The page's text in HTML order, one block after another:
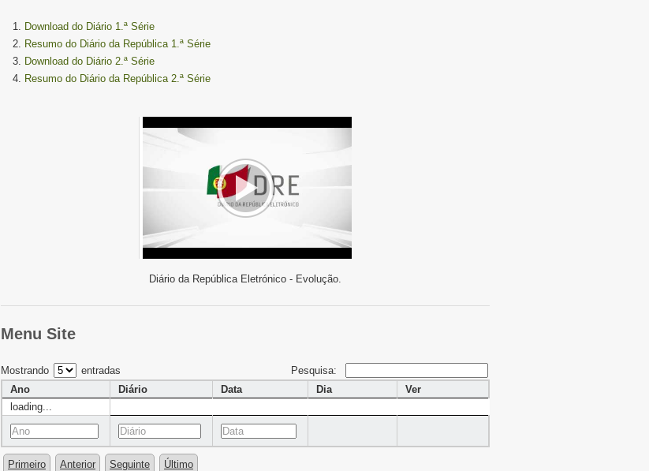
Download do Diário 1.ª Série
Resumo do Diário da República 1.ª Série
Download do Diário 2.ª Série
Resumo do Diário da República 2.ª Série
Diário da República Eletrónico - Evolução.
Menu Site
Mostrando entradas
Pesquisa:
Ano
Diário Data Dia
Ver
loading...
Primeiro Anterior Seguinte Último